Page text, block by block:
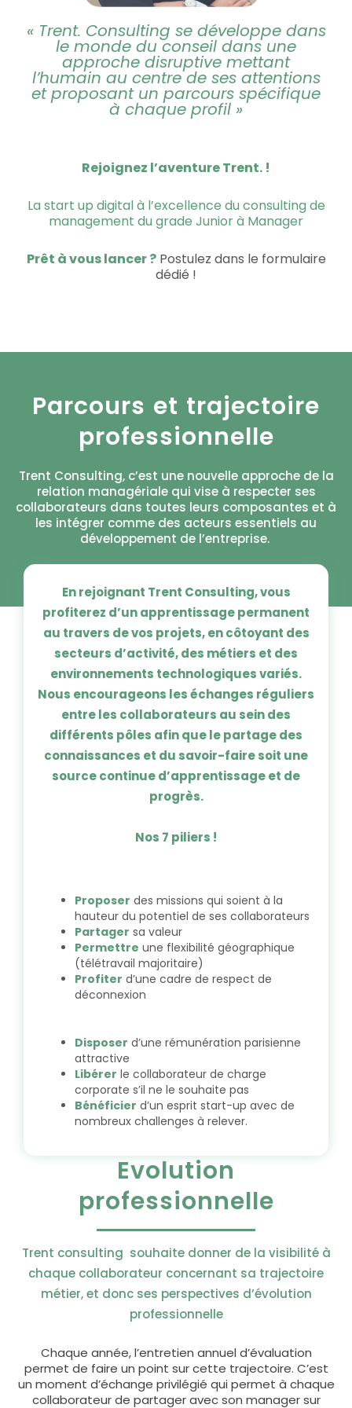
« Trent. Consulting se développe dans
le monde du conseil dans une
approche disruptive mettant
l’humain au centre de ses attentions
et proposant un parcours spécifique
à chaque profil »
Rejoignez l’aventure Trent. !
La start up digital à l’excellence du consulting de
management du grade Junior à Manager
Prêt à vous lancer ? Postulez dans le formulaire
dédié !
Parcours et trajectoire
professionnelle
Trent Consulting, c’est une nouvelle approche de la
relation managériale qui vise à respecter ses
collaborateurs dans toutes leurs composantes et à
les intégrer comme des acteurs essentiels au
développement de l’entreprise.
En rejoignant Trent Consulting, vous
profiterez d’un apprentissage permanent
au travers de vos projets, en côtoyant des
secteurs d’activité, des métiers et des
environnements technologiques variés.
Nous encourageons les échanges réguliers
entre les collaborateurs au sein des
différents pôles afin que le partage des
connaissances et du savoir-faire soit une
source continue d’apprentissage et de
progrès.
Nos 7 piliers !
Proposer des missions qui soient à la
hauteur du potentiel de ses collaborateurs
Partager sa valeur
Permettre une flexibilité géographique
(télétravail majoritaire)
Profiter d’une cadre de respect de
déconnexion
Disposer d’une rémunération parisienne
attractive
Libérer le collaborateur de charge
corporate s’il ne le souhaite pas
Bénéficier d’un esprit start-up avec de
nombreux challenges à relever.
Evolution
professionnelle
Trent consulting souhaite donner de la visibilité à
chaque collaborateur concernant sa trajectoire
métier, et donc ses perspectives d’évolution
professionnelle
Chaque année, l’entretien annuel d’évaluation
permet de faire un point sur cette trajectoire. C’est
un moment d’échange privilégié qui permet à chaque
collaborateur de partager avec son manager sur